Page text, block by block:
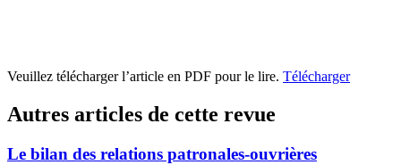
Veuillez télécharger l’article en PDF pour le lire. Télécharger
Autres articles de cette revue
Le bilan des relations patronales-ouvrières